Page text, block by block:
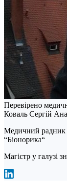
Перевірено
Коваль Сергій
Медичний радник
“Біонорика“
Магістр у галузі